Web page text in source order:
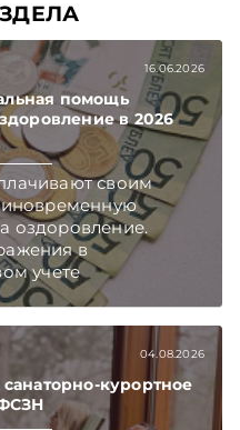
16.06.2026
помощь
в 2026
своим
оздоровление.
в
учете
по начислению и
и Viber.
— раньше,04.08.2026
курортное